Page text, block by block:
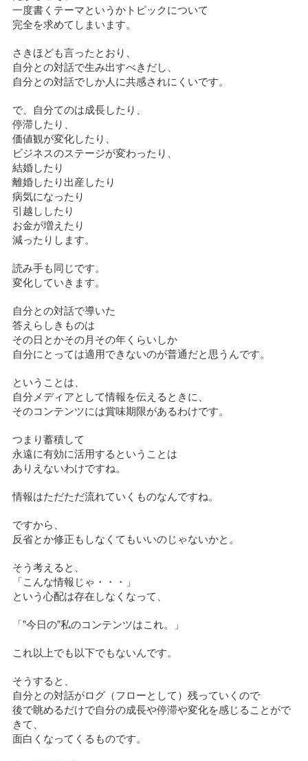
一度書くテーマというかトピックについて
完全を求めてしまいます。
さきほども言ったとおり、
自分との対話で生み出すべきだし、
自分との対話でしか人に共感されにくいです。
で、自分てのは成長したり、
停滞したり、
価値観が変化したり、
ビジネスのステージが変わったり、
結婚したり
離婚したり出産したり
病気になったり
引越ししたり
お金が増えたり
減ったりします。
読み手も同じです。
変化していきます。
自分との対話で導いた
答えらしきものは
その日とかその月その年くらいしか
自分にとっては適用できないのが普通だと思うんです。
ということは、
自分メディアとして情報を伝えるときに、
そのコンテンツには賞味期限があるわけです。
つまり蓄積して
永遠に有効に活用するということは
ありえないわけですね。
情報はただただ流れていくものなんですね。
ですから、
反省とか修正もしなくてもいいのじゃないかと。
そう考えると、
「こんな情報じゃ・・・」
という心配は存在しなくなって、
「”今日の”私のコンテンツはこれ。」
これ以上でも以下でもないんです。
そうすると、
自分との対話がログ（フローとして）残っていくので
後で眺めるだけで自分の成長や停滞や変化を感じることがで
きて、
面白くなってくるものです。